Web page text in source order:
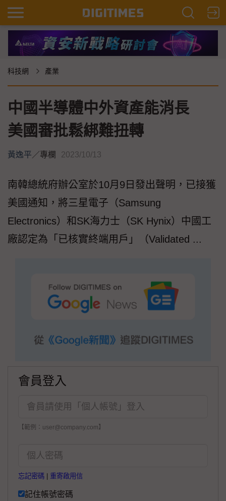
科技網 產業
中國半導體中外資產能消長
美國審批鬆綁難扭轉
黃逸平／專欄 2023/10/13
南韓總統府辦公室於10月9日發出聲明，已接獲
美國通知，將三星電子（Samsung
Electronics）和SK海力士（SK Hynix）中國工
廠認定為「已核實終端用戶」（Validated ...
會員登入
【範例：user@company.com】
忘記密碼 重寄啟用信
記住帳號密碼